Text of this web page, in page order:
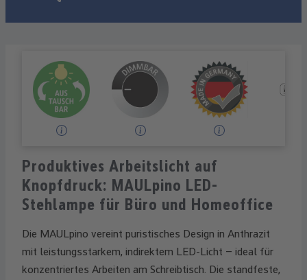
Produktives Arbeitslicht auf
Knopfdruck: MAULpino LED-
Stehlampe für Büro und Homeoffice
Die MAULpino vereint puristisches Design in Anthrazit
mit leistungsstarkem, indirektem LED-Licht – ideal für
konzentriertes Arbeiten am Schreibtisch. Die standfeste,